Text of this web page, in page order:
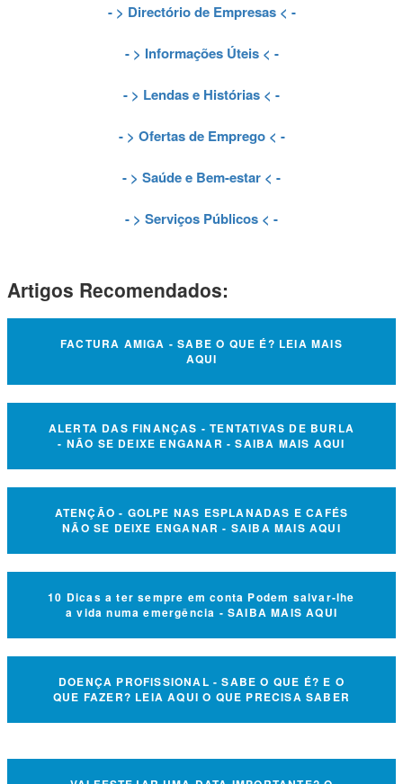
- > Directório de Empresas< -
- > Informações Úteis< -
- > Lendas e Histórias < -
- > Ofertas de Emprego< -
- > Saúde e Bem-estar < -
- > Serviços Públicos < -
Artigos Recomendados:
FACTURA AMIGA - SABE O QUE É? LEIA MAIS
AQUI
ALERTA DAS FINANÇAS - TENTATIVAS DE BURLA
- NÃO SE DEIXE ENGANAR - SAIBA MAIS AQUI
ATENÇÃO - GOLPE NAS ESPLANADAS E CAFÉS
NÃO SE DEIXE ENGANAR - SAIBA MAIS AQUI
10 Dicas a ter sempre em conta Podem salvar-lhe
a vida numa emergência - SAIBA MAIS AQUI
DOENÇA PROFISSIONAL - SABE O QUE É? E O
QUE FAZER? LEIA AQUI O QUE PRECISA SABER